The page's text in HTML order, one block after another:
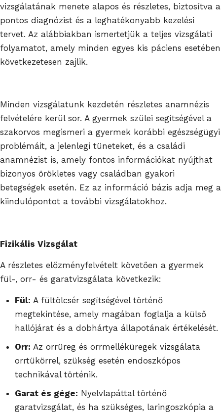
vizsgálatának menete alapos és részletes, biztosítva a
pontos diagnózist és a leghatékonyabb kezelési
tervet. Az alábbiakban ismertetjük a teljes vizsgálati
folyamatot, amely minden egyes kis páciens esetében
következetesen zajlik.
Minden vizsgálatunk kezdetén részletes anamnézis
felvételére kerül sor. A gyermek szülei segítségével a
szakorvos megismeri a gyermek korábbi egészségügyi
problémáit, a jelenlegi tüneteket, és a családi
anamnézist is, amely fontos információkat nyújthat
bizonyos örökletes vagy családban gyakori
betegségek esetén. Ez az információ bázis adja meg a
kiindulópontot a további vizsgálatokhoz.
Fizikális Vizsgálat
A részletes előzményfelvételt követően a gyermek
fül-, orr- és garatvizsgálata következik:
Fül: A fültölcsér segítségével történő
megtekintése, amely magában foglalja a külső
hallójárat és a dobhártya állapotának értékelését.
Orr: Az orrüreg és orrmelléküregek vizsgálata
orrtükörrel, szükség esetén endoszkópos
technikával történik.
Garat és gége: Nyelvlapáttal történő
garatvizsgálat, és ha szükséges, laringoszkópia a